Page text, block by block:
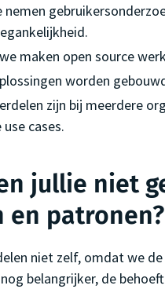
nemen
maken open source
worden
zijn bij meerdere
cases.
jullie niet
en patronen?
niet zelf, omdat we
belangrijker, de